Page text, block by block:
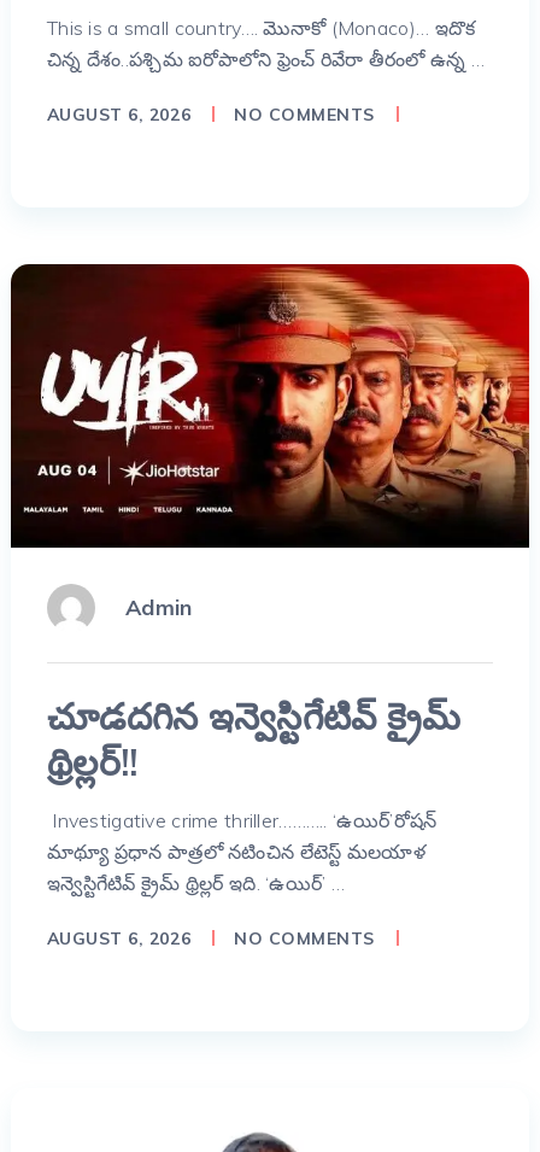
This is a small country…. మొనాకో (Monaco)… ఇదొక
చిన్న దేశం..పశ్చిమ ఐరోపాలోని ఫ్రెంచ్ రివేరా తీరంలో ఉన్న …
AUGUST 6, 2026 NO COMMENTS
Admin
చూడదగిన ఇన్వెస్టిగేటివ్ క్రైమ్
థ్రిల్లర్!!
Investigative crime thriller……….. ‘ఉయిర్’రోషన్
మాథ్యూ ప్రధాన పాత్రలో నటించిన లేటెస్ట్ మలయాళ
ఇన్వెస్టిగేటివ్ క్రైమ్ థ్రిల్లర్ ఇది. ‘ఉయిర్’ …
AUGUST 6, 2026 NO COMMENTS